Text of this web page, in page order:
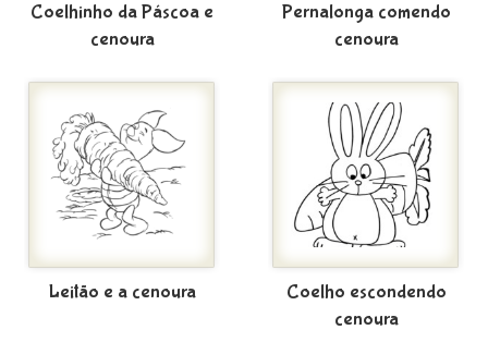
Coelhinho da Páscoa e
cenoura
Pernalonga comendo
cenoura
Leitão e a cenoura
Coelho escondendo
cenoura